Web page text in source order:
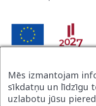
Brikers Latvija SIA
Investīcijas un
digitalizācijai
Mēs izmantojam
sīkdatņu un līdzīgu
uzlabotu jūsu